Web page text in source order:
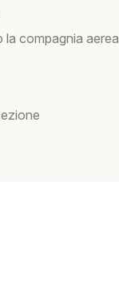
la compagnia aerea